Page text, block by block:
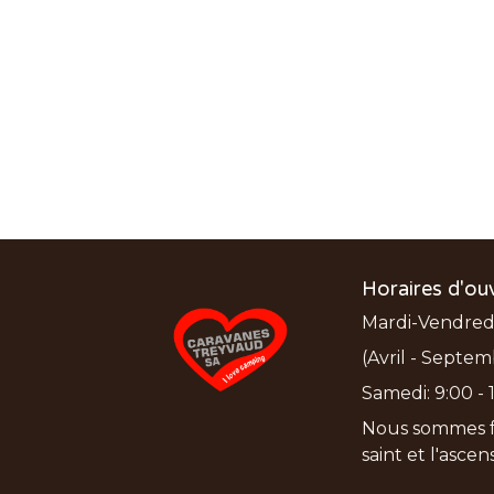
Horaires
Mardi-
(Avril -
Samedi: 9:00 -
Nous sommes
saint et